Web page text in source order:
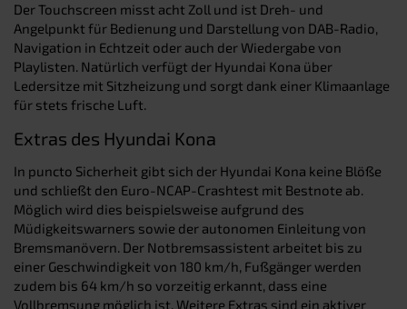
Der Touchscreen misst acht Zoll und ist Dreh- und
Angelpunkt für Bedienung und Darstellung von DAB-Radio,
Navigation in Echtzeit oder auch der Wiedergabe von
Playlisten. Natürlich verfügt der Hyundai Kona über
Ledersitze mit Sitzheizung und sorgt dank einer Klimaanlage
für stets frische Luft.
Extras des Hyundai Kona
In puncto Sicherheit gibt sich der Hyundai Kona keine Blöße
und schließt den Euro-NCAP-Crashtest mit Bestnote ab.
Möglich wird dies beispielsweise aufgrund des
Müdigkeitswarners sowie der autonomen Einleitung von
Bremsmanövern. Der Notbremsassistent arbeitet bis zu
einer Geschwindigkeit von 180 km/h, Fußgänger werden
zudem bis 64 km/h so vorzeitig erkannt, dass eine
Vollbremsung möglich ist. Weitere Extras sind ein aktiver